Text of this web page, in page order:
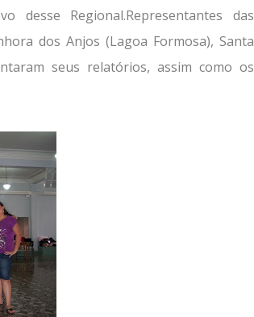
Regional.Representantes das
dos Anjos (Lagoa Formosa), Santa
seus relatórios, assim como os